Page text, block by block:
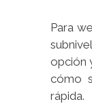
Para
opción
cómo
rápida.